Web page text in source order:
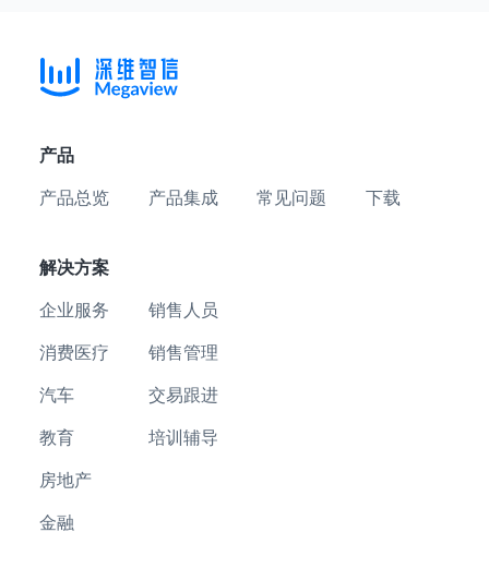
产品
产品总览 产品集成 常见问题 下载
解决方案
企业服务
消费医疗
汽车
教育
房地产
金融
销售人员
销售管理
交易跟进
培训辅导